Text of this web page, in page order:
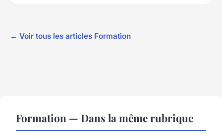
← Voir tous les articles Formation
Formation — Dans la même rubrique